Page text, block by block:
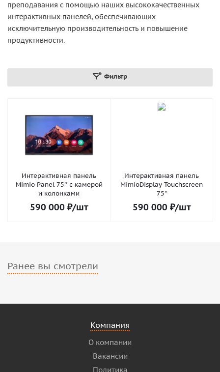
преподавания с помощью наших высококачественных
интерактивных панелей, обеспечивающих
исключительную производительность и повышение
продуктивности.
Фильтр
Интерактивная панель
Mimio Panel 75'' с камерой
и колонками
590 000 ₽/шт
Интерактивная панель
MimioDisplay Touchscreen
75"
590 000 ₽/шт
Ранее вы смотрели
Компания
О компании
Вакансии
Политика